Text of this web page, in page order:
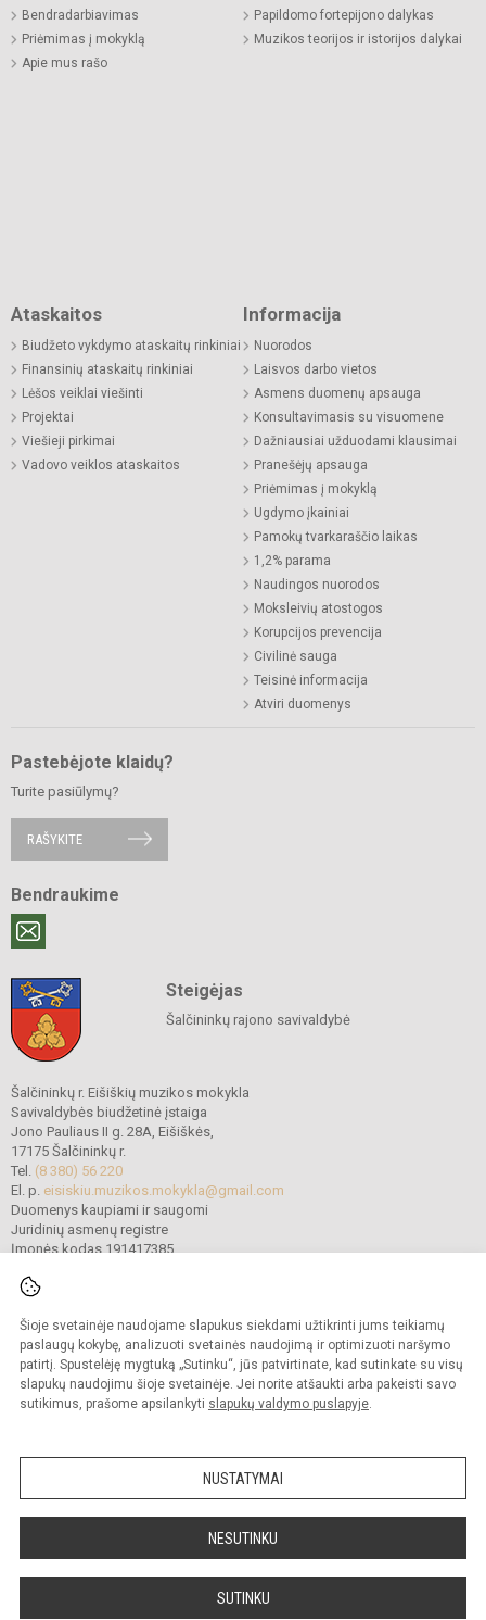
Šioje svetainėje naudojame slapukus siekdami užtikrinti jums teikiamų
paslaugų kokybę, analizuoti svetainės naudojimą ir optimizuoti naršymo
patirtį. Spustelėję mygtuką „Sutinku“, jūs patvirtinate, kad sutinkate su visų
slapukų naudojimu šioje svetainėje. Jei norite atšaukti arba pakeisti savo
sutikimus, prašome apsilankyti slapukų valdymo puslapyje.
NUSTATYMAI
NESUTINKU
SUTINKU
Bendradarbiavimas
Priėmimas į mokyklą
Apie mus rašo
Papildomo fortepijono dalykas
Muzikos teorijos ir istorijos dalykai
Ataskaitos
Biudžeto vykdymo ataskaitų rinkiniai
Finansinių ataskaitų rinkiniai
Lėšos veiklai viešinti
Projektai
Viešieji pirkimai
Vadovo veiklos ataskaitos
Informacija
Nuorodos
Laisvos darbo vietos
Asmens duomenų apsauga
Konsultavimasis su visuomene
Dažniausiai užduodami klausimai
Pranešėjų apsauga
Priėmimas į mokyklą
Ugdymo įkainiai
Pamokų tvarkaraščio laikas
1,2% parama
Naudingos nuorodos
Moksleivių atostogos
Korupcijos prevencija
Civilinė sauga
Teisinė informacija
Atviri duomenys
Pastebėjote klaidų?
Turite pasiūlymų?
RAŠYKITE
Bendraukime
Steigėjas
Šalčininkų rajono savivaldybė
Šalčininkų r. Eišiškių muzikos mokykla
Savivaldybės biudžetinė įstaiga
Jono Pauliaus II g. 28A, Eišiškės,
17175 Šalčininkų r.
Tel. (8 380) 56 220
El. p. eisiskiu.muzikos.mokykla@gmail.com
Duomenys kaupiami ir saugomi
Juridinių asmenų registre
Įmonės kodas 191417385
© 2022. Šalčininkų r. Eišiškių muzikos mokykla. Visos teisės saugomos.
Kopijuoti turinį be raštiško mokyklos vadovybės sutikimo griežtai draudžiama.
Prieinamumo paraiška Slapukų politika
Sumanus būdas atnaujinti